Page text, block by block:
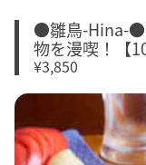
●雛鳥-Hina-●
物を漫喫！【
¥3,850